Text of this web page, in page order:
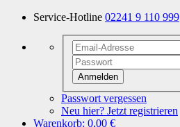
Service-Hotline 02241 9 110 999
Anmelden
Passwort vergessen
Neu hier? Jetzt registrieren
Warenkorb: 0,00 €